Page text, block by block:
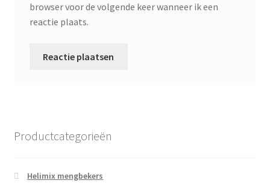
browser voor de volgende keer wanneer ik een
reactie plaats.
Productcategorieën
Helimix mengbekers